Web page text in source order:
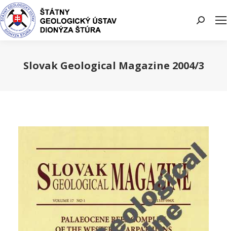
Search:
Slovak Geological Magazine 2004/3